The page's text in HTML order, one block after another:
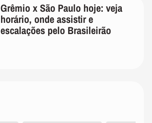
Grêmio x São Paulo hoje: veja
horário, onde assistir e
escalações pelo Brasileirão